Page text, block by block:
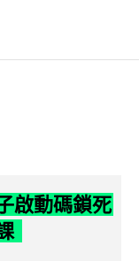
啟動碼鎖死